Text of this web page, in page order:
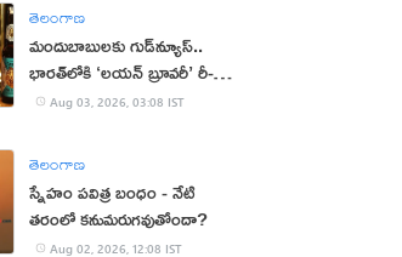
తెలంగాణ
మందుబాబులకు గుడ్‌న్యూస్..
భారత్‌లోకి ‘లయన్ బ్రూవరీ’ రీ-
ఎంట్రీAug 03, 2026, 03:08 IST
తెలంగాణ
స్నేహం పవిత్ర బంధం - నేటి
తరంలో కనుమరుగవుతోందా?
Aug 02, 2026, 12:08 IST